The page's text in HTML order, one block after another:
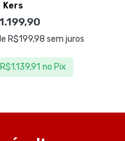
Kers
R$199,98 sem juros
R$1.139,91 no Pix